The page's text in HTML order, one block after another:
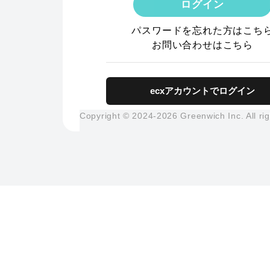
ログイン
パスワードを忘れた方はこち
お問い合わせはこちら
ecxアカウントでログイン
Copyright © 2024-2026 Greenwich Inc. All